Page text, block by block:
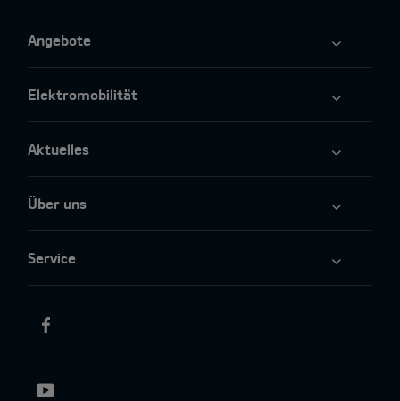
Angebote
Elektromobilität
Aktuelles
Über uns
Service